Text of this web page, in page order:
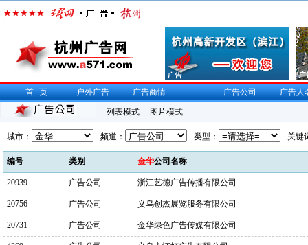
首页 户外广告 广告商情 广告公司 广告人
列表模式 图片模式
城市： 频道： 类型： 关键
编号 类别 金华公司名称
20939 广告公司 浙江艺德广告传播有限公司
20756 广告公司 义乌创杰展览服务有限公司
20731 广告公司 金华绿色广告传媒有限公司